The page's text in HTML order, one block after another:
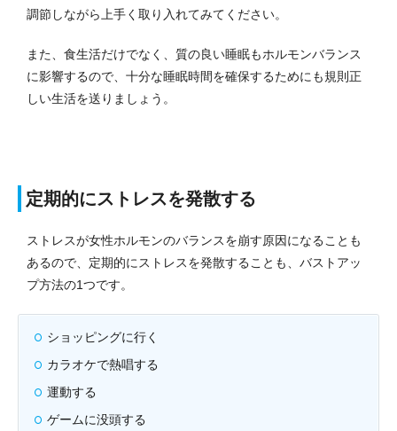
調節しながら上手く取り入れてみてください。
また、食生活だけでなく、質の良い睡眠もホルモンバランス
に影響するので、十分な睡眠時間を確保するためにも規則正
しい生活を送りましょう。
定期的にストレスを発散する
ストレスが女性ホルモンのバランスを崩す原因になることも
あるので、定期的にストレスを発散することも、バストアッ
プ方法の1つです。
ショッピングに行く
カラオケで熱唱する
運動する
ゲームに没頭する